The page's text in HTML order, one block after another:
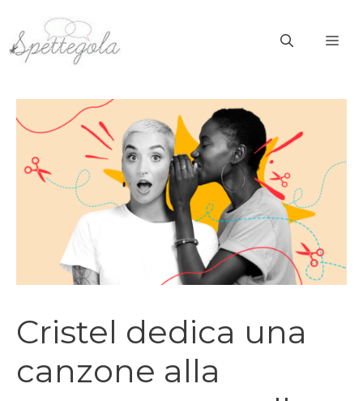
contenuto
Cristel dedica una
canzone alla